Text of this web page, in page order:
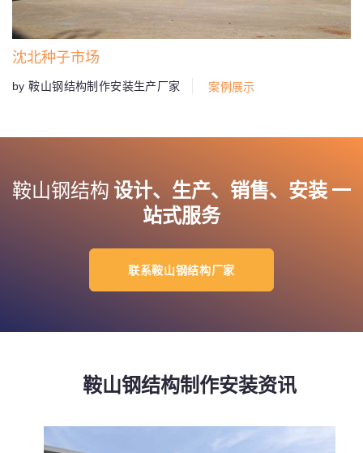
沈北种子市场
by 鞍山钢结构制作安装生产厂家 案例展示
鞍山钢结构 设计、生产、销售、安装 一
站式服务
联系鞍山钢结构厂家
鞍山钢结构制作安装资讯